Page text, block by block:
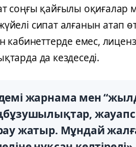
соңғы қайғылы оқиғалар
сипат алғанын атап
кабинеттерде емес,
да кездеседі.
жарнама мен
жатыр. Мұндай